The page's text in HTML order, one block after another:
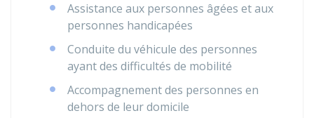
Assistance aux personnes âgées et aux
personnes handicapées
Conduite du véhicule des personnes
ayant des difficultés de mobilité
Accompagnement des personnes en
dehors de leur domicile